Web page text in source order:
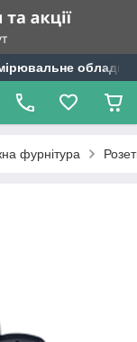
фурнітура